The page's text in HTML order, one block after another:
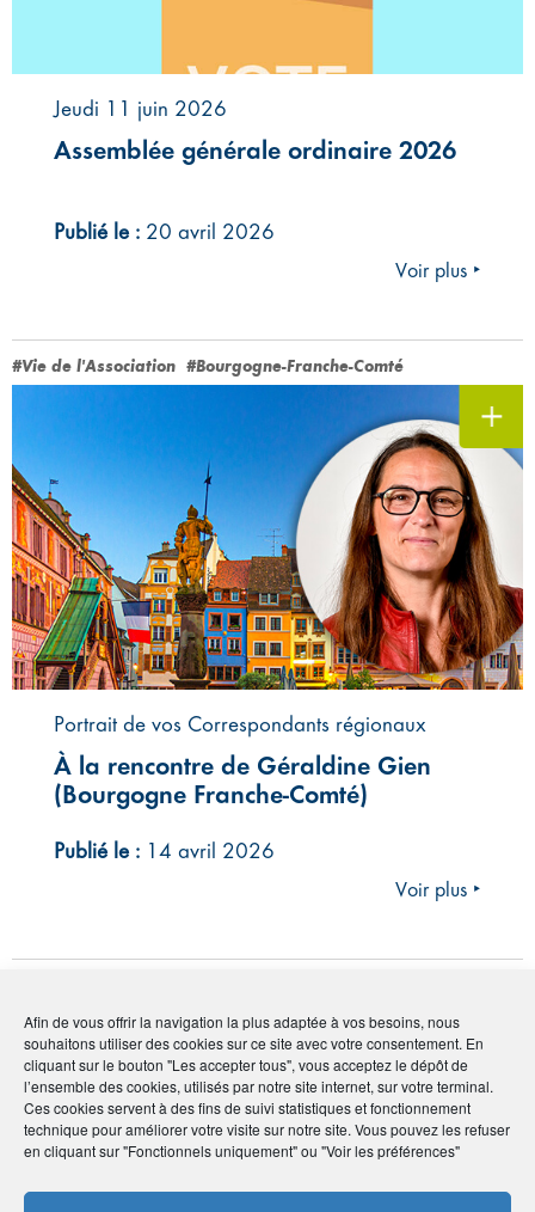
Afin de vous offrir la navigation la plus adaptée à vos besoins, nous
souhaitons utiliser des cookies sur ce site avec votre consentement. En
cliquant sur le bouton "Les accepter tous", vous acceptez le dépôt de
l’ensemble des cookies, utilisés par notre site internet, sur votre terminal.
Ces cookies servent à des fins de suivi statistiques et fonctionnement
technique pour améliorer votre visite sur notre site. Vous pouvez les refuser
en cliquant sur "Fonctionnels uniquement" ou "Voir les préférences"
Jeudi 11 juin 2026
Assemblée générale ordinaire 2026
Publié le : 20 avril 2026
Voir plus ‣
#Vie de l'Association #Bourgogne-Franche-Comté
Portrait de vos Correspondants régionaux
À la rencontre de Géraldine Gien
(Bourgogne Franche-Comté)
Publié le : 14 avril 2026
Voir plus ‣